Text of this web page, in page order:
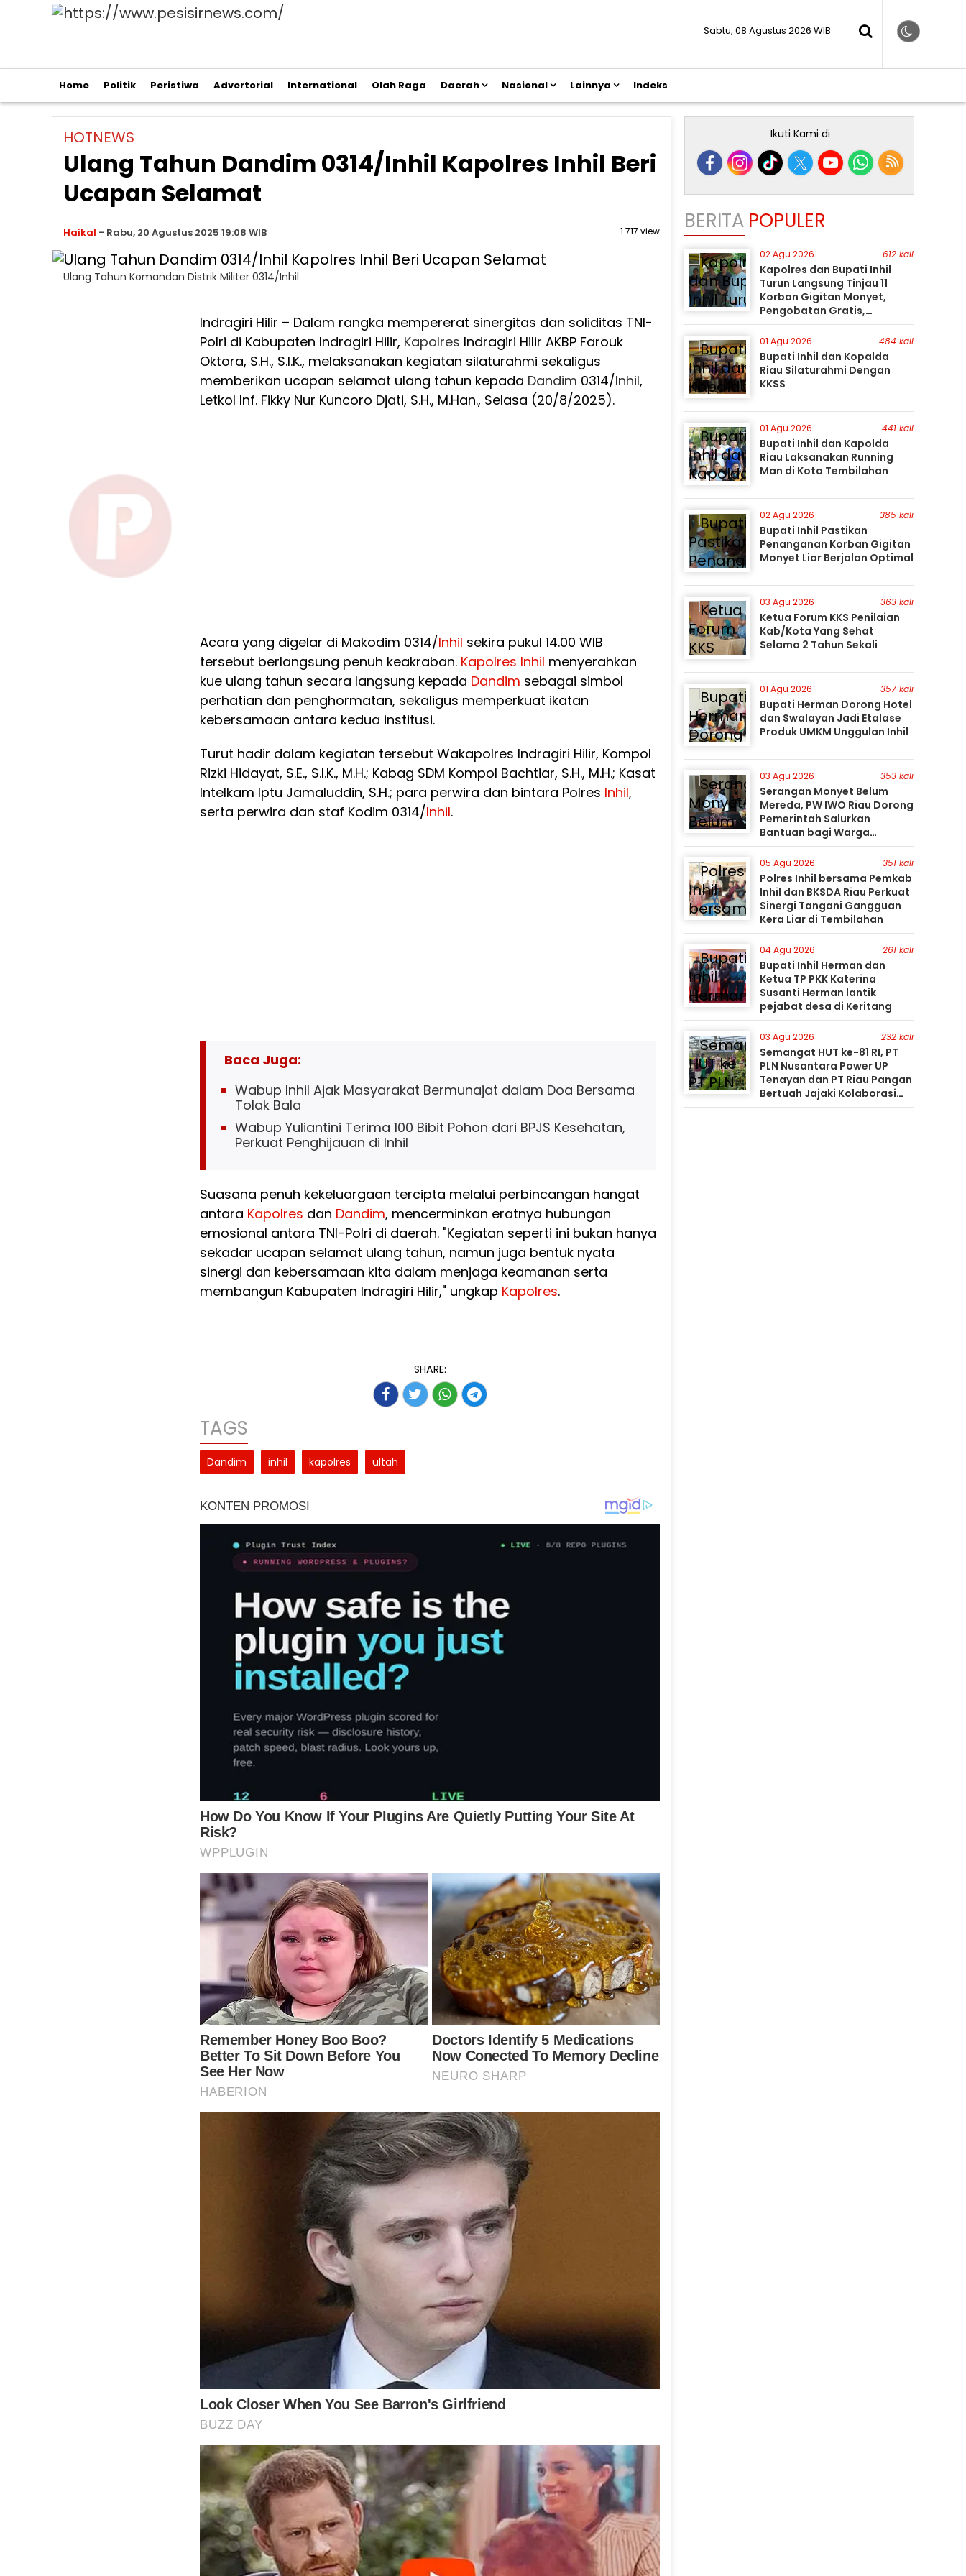
Sabtu, 08 Agustus 2026 WIB
Home Politik Peristiwa Advertorial International Olah Raga Daerah Nasional Lainnya Indeks
HOTNEWS
Ulang Tahun Dandim 0314/Inhil Kapolres Inhil Beri
Ucapan Selamat
Haikal - Rabu, 20 Agustus 2025 19:08 WIB 1.717 view
Ulang Tahun Komandan Distrik Militer 0314/Inhil
Indragiri Hilir – Dalam rangka mempererat sinergitas dan soliditas TNI-
Polri di Kabupaten Indragiri Hilir, Kapolres Indragiri Hilir AKBP Farouk
Oktora, S.H., S.I.K., melaksanakan kegiatan silaturahmi sekaligus
memberikan ucapan selamat ulang tahun kepada Dandim 0314/Inhil,
Letkol Inf. Fikky Nur Kuncoro Djati, S.H., M.Han., Selasa (20/8/2025).
Acara yang digelar di Makodim 0314/Inhil sekira pukul 14.00 WIB
tersebut berlangsung penuh keakraban. Kapolres Inhil menyerahkan
kue ulang tahun secara langsung kepada Dandim sebagai simbol
perhatian dan penghormatan, sekaligus memperkuat ikatan
kebersamaan antara kedua institusi.
Turut hadir dalam kegiatan tersebut Wakapolres Indragiri Hilir, Kompol
Rizki Hidayat, S.E., S.I.K., M.H.; Kabag SDM Kompol Bachtiar, S.H., M.H.; Kasat
Intelkam Iptu Jamaluddin, S.H.; para perwira dan bintara Polres Inhil,
serta perwira dan staf Kodim 0314/Inhil.
Baca Juga:
Wabup Inhil Ajak Masyarakat Bermunajat dalam Doa Bersama
Tolak Bala
Wabup Yuliantini Terima 100 Bibit Pohon dari BPJS Kesehatan,
Perkuat Penghijauan di Inhil
Suasana penuh kekeluargaan tercipta melalui perbincangan hangat
antara Kapolres dan Dandim, mencerminkan eratnya hubungan
emosional antara TNI-Polri di daerah. "Kegiatan seperti ini bukan hanya
sekadar ucapan selamat ulang tahun, namun juga bentuk nyata
sinergi dan kebersamaan kita dalam menjaga keamanan serta
membangun Kabupaten Indragiri Hilir," ungkap Kapolres.
SHARE:
TAGS
Dandim inhil kapolres ultah
Ikuti Kami di
BERITA POPULER
02 Agu 2026 612 kali
Kapolres dan Bupati Inhil
Turun Langsung Tinjau 11
Korban Gigitan Monyet,
Pengobatan Gratis,
Perburuan Terus Berlanjut
01 Agu 2026 484 kali
Bupati Inhil dan Kopalda
Riau Silaturahmi Dengan
KKSS
01 Agu 2026 441 kali
Bupati Inhil dan Kapolda
Riau Laksanakan Running
Man di Kota Tembilahan
02 Agu 2026 385 kali
Bupati Inhil Pastikan
Penanganan Korban Gigitan
Monyet Liar Berjalan Optimal
03 Agu 2026 363 kali
Ketua Forum KKS Penilaian
Kab/Kota Yang Sehat
Selama 2 Tahun Sekali
01 Agu 2026 357 kali
Bupati Herman Dorong Hotel
dan Swalayan Jadi Etalase
Produk UMKM Unggulan Inhil
03 Agu 2026 353 kali
Serangan Monyet Belum
Mereda, PW IWO Riau Dorong
Pemerintah Salurkan
Bantuan bagi Warga
Terdampak
05 Agu 2026 351 kali
Polres Inhil bersama Pemkab
Inhil dan BKSDA Riau Perkuat
Sinergi Tangani Gangguan
Kera Liar di Tembilahan
04 Agu 2026 261 kali
Bupati Inhil Herman dan
Ketua TP PKK Katerina
Susanti Herman lantik
pejabat desa di Keritang
03 Agu 2026 232 kali
Semangat HUT ke-81 RI, PT
PLN Nusantara Power UP
Tenayan dan PT Riau Pangan
Bertuah Jajaki Kolaborasi
Pemanfaatan Limbah FABA